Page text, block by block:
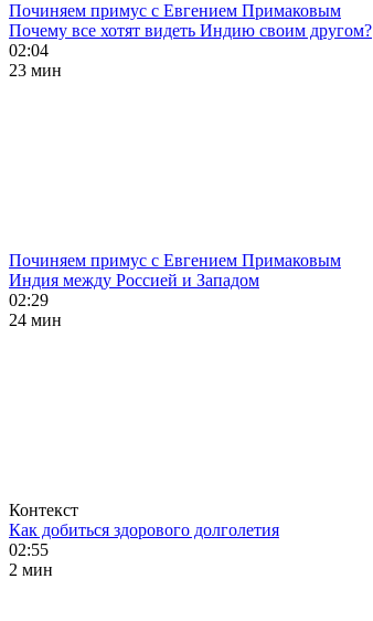
Починяем примус с Евгением Примаковым
Почему все хотят видеть Индию своим другом?
02:04
23 мин
Починяем примус с Евгением Примаковым
Индия между Россией и Западом
02:29
24 мин
Контекст
Как добиться здорового долголетия
02:55
2 мин